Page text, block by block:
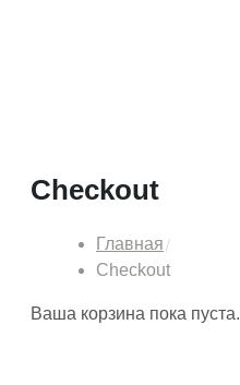
Checkout
Главная
Checkout
Ваша корзина пока пуста.